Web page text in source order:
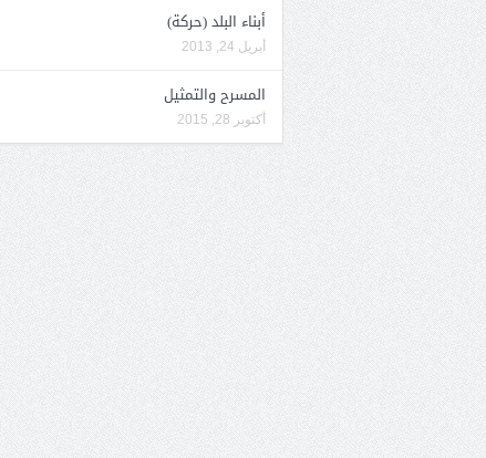
أبناء البلد (حركة)
أبريل 24, 2013
المسرح والتمثيل
أكتوبر 28, 2015